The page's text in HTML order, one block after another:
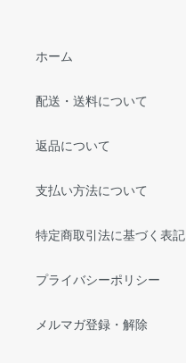
ホーム
配送・送料について
返品について
支払い方法について
特定商取引法に基づく表記
プライバシーポリシー
メルマガ登録・解除